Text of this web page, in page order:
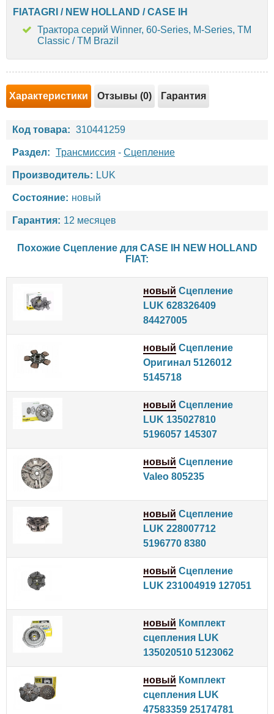
FIATAGRI / NEW HOLLAND / CASE IH
Трактора серий Winner, 60-Series, M-Series, TM
Classic / TM Brazil
Характеристики Отзывы (0) Гарантия
Код товара: 310441259
Раздел: Трансмиссия - Сцепление
Производитель: LUK
Состояние: новый
Гарантия: 12 месяцев
Похожие Сцепление для CASE IH NEW HOLLAND
FIAT:
новый Сцепление
LUK 628326409
84427005
новый Сцепление
Оригинал 5126012
5145718
новый Сцепление
LUK 135027810
5196057 145307
новый Сцепление
Valeo 805235
новый Сцепление
LUK 228007712
5196770 8380
новый Сцепление
LUK 231004919 127051
новый Комплект
сцепления LUK
135020510 5123062
новый Комплект
сцепления LUK
47583359 25174781